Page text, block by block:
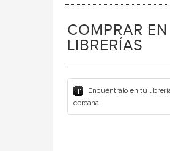
COMPRAR EN
LIBRERÍAS
Encuéntralo en tu
cercana